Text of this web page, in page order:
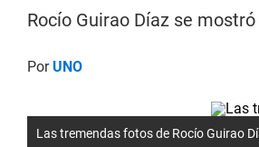
Rocío Guirao Díaz se
PorUNO
Las tremendas fotos de Rocío Guirao